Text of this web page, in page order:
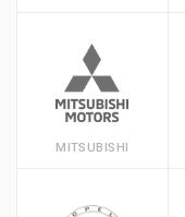
MITSUBISHI